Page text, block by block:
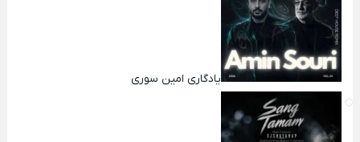
یادگاری امین سوری